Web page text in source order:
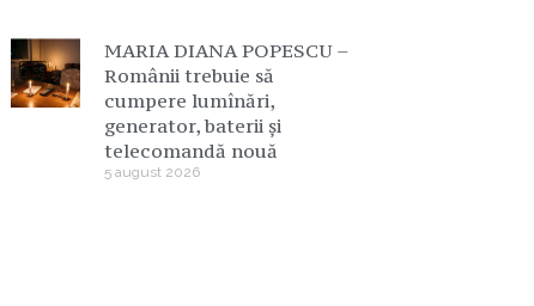
MARIA DIANA POPESCU –
Românii trebuie să
cumpere lumînări,
generator, baterii și
telecomandă nouă
5 august 2026